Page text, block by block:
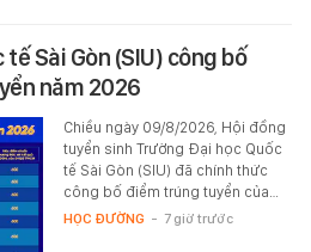
Sài Gòn (SIU) công bố
năm 2026
Chiều ngày 09/8/2026, Hội đồng
tuyển sinh Trường Đại học Quốc
tế Sài Gòn (SIU) đã chính thức
công bố điểm trúng tuyển của…
HỌC ĐƯỜNG - 7 giờ trước